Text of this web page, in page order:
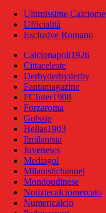
Ultimissime
Ufficialità
Esclusive Romano
Calcionapoli1926
Cittaceleste
Derbyderbyderby
Fantamagazine
FCInter1908
Forzaroma
Golssip
Hellas1903
Ilmilanista
Juvenews
Mediagol
Milanistichannel
Mondoudinese
Notiziecalciomercato
Numericalcio